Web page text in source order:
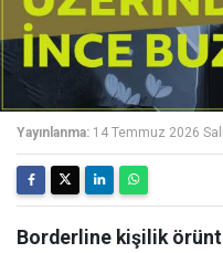
Yayınlanma: 14 Temmuz 2026
Borderline kişilik